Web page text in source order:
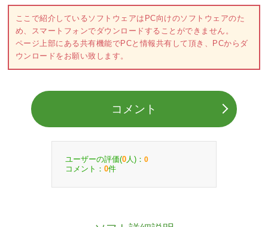
ここで紹介しているソフトウェアはPC向けのソフトウェアのた
め、スマートフォンでダウンロードすることができません。
ページ上部にある共有機能でPCと情報共有して頂き、PCからダ
ウンロードをお願い致します。
コメント
ユーザーの評価(0 人)： 0
コメント： 0件